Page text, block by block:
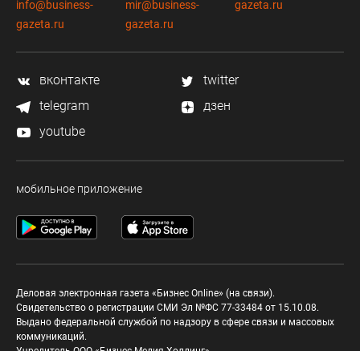
info@business-
gazeta.ru
mir@business-
gazeta.ru
gazeta.ru
вконтакте
twitter
telegram
дзен
youtube
мобильное приложение
Деловая электронная газета «Бизнес Online» (на связи).
Свидетельство о регистрации СМИ Эл №ФС 77-33484 от 15.10.08.
Выдано федеральной службой по надзору в сфере связи и массовых
коммуникаций.